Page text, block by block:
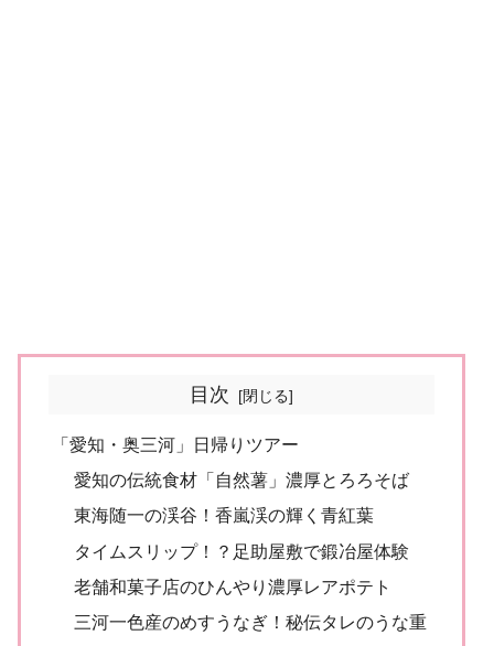
目次
「愛知・奥三河」日帰りツアー
愛知の伝統食材「自然薯」濃厚とろろそば
東海随一の渓谷！香嵐渓の輝く青紅葉
タイムスリップ！？足助屋敷で鍛冶屋体験
老舗和菓子店のひんやり濃厚レアポテト
三河一色産のめすうなぎ！秘伝タレのうな重